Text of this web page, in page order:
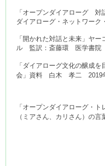
「オープンダイアローグ　
ダイアローグ・ネットワーク
「開かれた対話と未来」ヤ
ル　監訳：斎藤環　医学書院
「ダイアローグ文化の醸成
会」資料　白木　孝二　2019
「オープンダイアローグ・
（ミアさん、カリさん）の言